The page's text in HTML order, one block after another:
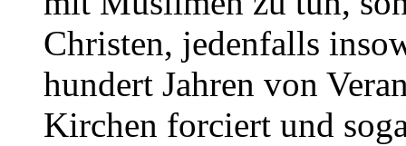
Christen, jedenfalls
hundert Jahren von
Kirchen forciert und